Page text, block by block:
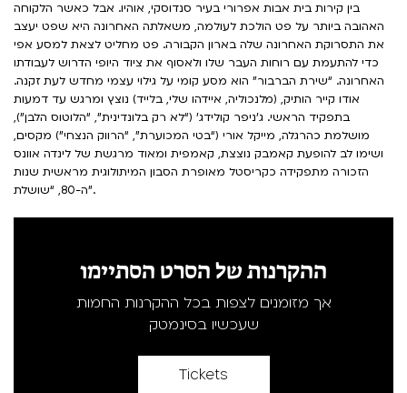
בין קירות בית אבות אפרורי בעיר סנדוסקי, אוהיו. אבל כאשר הלקוחה
האהובה ביותר על פט הולכת לעולמה, משאלתה האחרונה היא שפט יעצב
את התסרוקת האחרונה שלה בארון הקבורה. פט מחליט לצאת למסע אפי
כדי להתעמת עם רוחות העבר שלו ולאסוף את ציוד היופי הדרוש לעבודתו
האחרונה. “שירת הברבור” הוא מסע קומי על גילוי עצמי מחדש לעת זקנה.
אודו קייר הותיק, (מלנכוליה, איידהו שלי, בלייד) נוצץ ומרגש עד דמעות
בתפקיד הראשי. ג’ניפר קולידג’ (“לא רק בלונדינית”, “הלוטוס הלבן”),
מושלמת כהרגלה, מייקל אורי (“בטי המכוערת”, “הרווק הנצחי”) מקסים,
ושימו לב להופעת קאמבק נוצצת, קאמפית ומאוד מרגשת של לינדה אוונס
הזכורה מתפקידה כקריסטל מאופרת הסבון המיתולוגית מראשית שנות
ה-80, “שושלת”.
ההקרנות של הסרט הסתיימו
אך מזומנים לצפות בכל ההקרנות החמות
שעכשיו בסינמטק
Tickets